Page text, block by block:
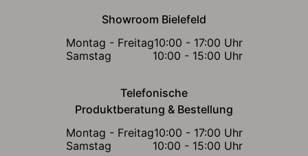
Showroom Bielefeld
Montag - Freitag10:00 - 17:00 Uhr
Samstag
10:00 - 15:00 Uhr
Telefonische
Produktberatung & Bestellung
Montag - Freitag10:00 - 17:00 Uhr
Samstag
10:00 - 15:00 Uhr